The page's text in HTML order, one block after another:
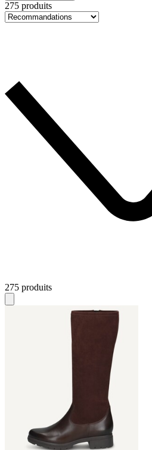
275 produits
275 produits